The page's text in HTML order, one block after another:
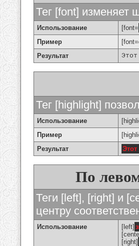
Тег [font] изменяет
Использование [font=
Пример
Результат
Тег [highlight]
Использование
Пример
Результат
Этот
По
Теги [left], [right] и
центру
Использование [left]
[right]